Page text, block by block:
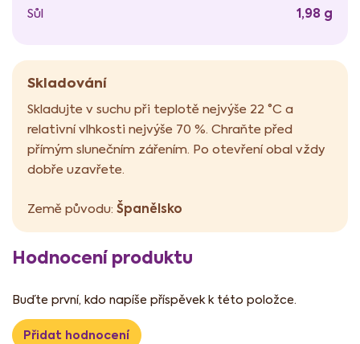
Sůl 1,98 g
Skladování
Skladujte v suchu při teplotě nejvýše 22 °C a
relativní vlhkosti nejvýše 70 %. Chraňte před
přímým slunečním zářením. Po otevření obal vždy
dobře uzavřete.
Země původu: Španělsko
Hodnocení produktu
Buďte první, kdo napíše příspěvek k této položce.
Přidat hodnocení